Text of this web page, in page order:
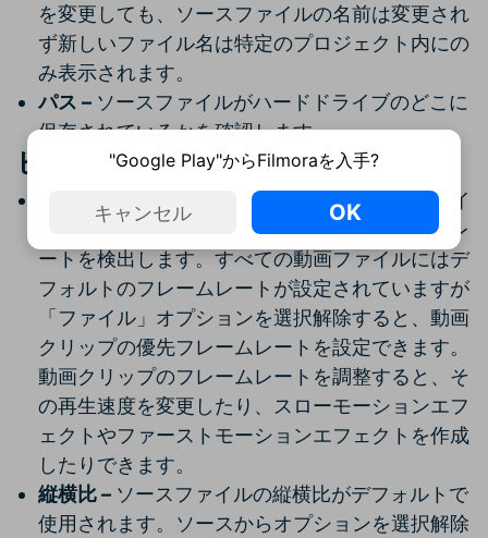
を変更しても、ソースファイルの名前は変更され
ず新しいファイル名は特定のプロジェクト内にの
み表示されます。
パス – ソースファイルがハードドライブのどこに
保存されているかを確認します。
ビデオ
FilmoraProは動画ファイルをイ
ンポートすると、自動的にファイルのフレームレ
ートを検出します。すべての動画ファイルにはデ
フォルトのフレームレートが設定されていますが
「ファイル」オプションを選択解除すると、動画
クリップの優先フレームレートを設定できます。
動画クリップのフレームレートを調整すると、そ
の再生速度を変更したり、スローモーションエフ
ェクトやファーストモーションエフェクトを作成
したりできます。
縦横比 – ソースファイルの縦横比がデフォルトで
使用されます。ソースからオプションを選択解除
"Google Play"からFilmoraを入手?
キャンセル OK